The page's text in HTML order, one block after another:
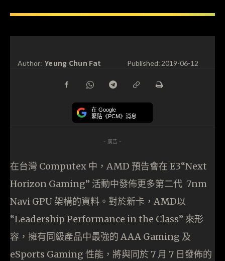
Author: Yeung Chun Fat Published:2019-06-12
在 Google
緊貼《PCM》消息
- 廣告 -
在台灣 Computex 中，AMD 預告會在 E3“Next
Horizon Gaming” 活動中發佈更多第二代 7nm
Navi GPU 架構的資料。對於新卡，AMD以
“Leadership Performance in the Class” 來形
容，擁有同級產品中最強的 AAA Gaming 及
eSports Gaming 性能，將與同於 7 月 7 日發佈的